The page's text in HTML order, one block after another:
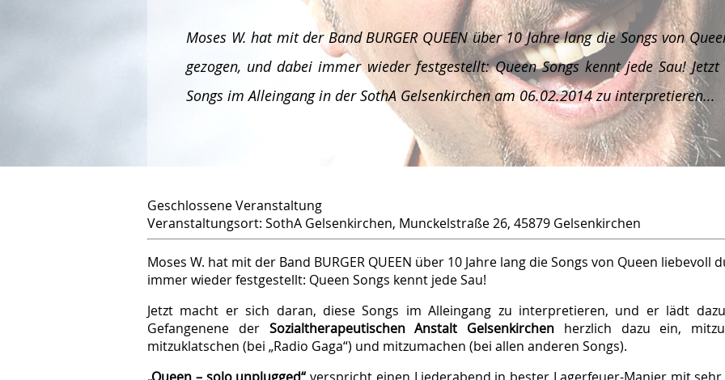
Moses W. hat mit der Band BURGER QUEEN über 10 Jahre lang die Songs von
gezogen, und dabei immer wieder festgestellt: Queen Songs kennt jede Sau!
Songs im Alleingang in derSothA Gelsenkirchenam06.02.2014zu interpretieren...
Geschlossene Veranstaltung
Veranstaltungsort: SothA Gelsenkirchen, Munckelstraße 26, 45879 Gelsenkirchen
Moses W. hat mit der Band BURGER QUEEN über 10 Jahre lang die Songs von Queen liebevoll
immer wieder festgestellt: Queen Songs kennt jede Sau!
Jetzt macht er sich daran, diese Songs im Alleingang zu interpretieren, und er lädt
Gefangenene der Sozial­thera­peu­tischen Anstalt Gelsenkirchen herzlich dazu ein,
mitzuklatschen (bei „Radio Gaga“) und mitzumachen (bei allen anderen Songs).